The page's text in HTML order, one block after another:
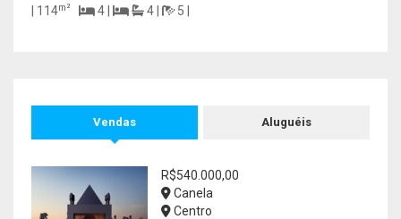
| 114m² 4 | 4 | 5 |
Vendas Aluguéis
R$540.000,00
Canela
Centro